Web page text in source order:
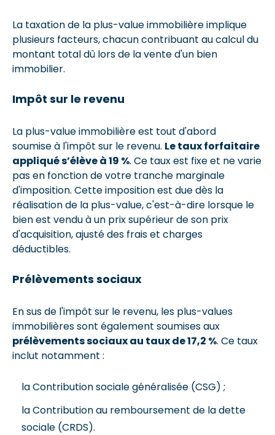
La taxation de la plus-value immobilière implique
plusieurs facteurs, chacun contribuant au calcul du
montant total dû lors de la vente d'un bien
immobilier.
Impôt sur le revenu
La plus-value immobilière est tout d'abord
soumise à l'impôt sur le revenu. Le taux forfaitaire
appliqué s’élève à 19 %. Ce taux est fixe et ne varie
pas en fonction de votre tranche marginale
d'imposition. Cette imposition est due dès la
réalisation de la plus-value, c'est-à-dire lorsque le
bien est vendu à un prix supérieur de son prix
d'acquisition, ajusté des frais et charges
déductibles.
Prélèvements sociaux
En sus de l'impôt sur le revenu, les plus-values
immobilières sont également soumises aux
prélèvements sociaux au taux de 17,2 %. Ce taux
inclut notamment :
la Contribution sociale généralisée (CSG) ;
la Contribution au remboursement de la dette
sociale (CRDS).